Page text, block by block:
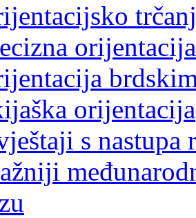
orijentacija
orijentacija
s nastupa